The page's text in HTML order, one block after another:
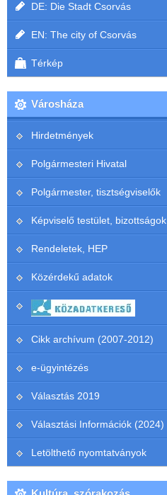
DE: Die Stadt Csorvás
EN: The city of Csorvás
Térkép
Városháza
Hirdetmények
Polgármesteri Hivatal
Polgármester, tisztségviselők
Képviselő testület, bizottságok
Rendeletek, HEP
Közérdekű adatok
Cikk archívum (2007-2012)
e-ügyintézés
Választás 2019
Választási Információk (2024)
Letölthető nyomtatványok